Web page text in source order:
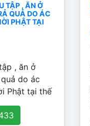
TẬP , ĂN Ở
QUẢ DO ÁC
PHẬT TẠI
, ăn ở
do ác
Phật tại thế